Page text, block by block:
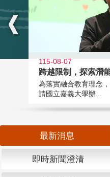
115-08-07
跨越限制，探索潛
為落實融合教育理念
請國立嘉義大學辦...
最新消息
即時新聞澄清